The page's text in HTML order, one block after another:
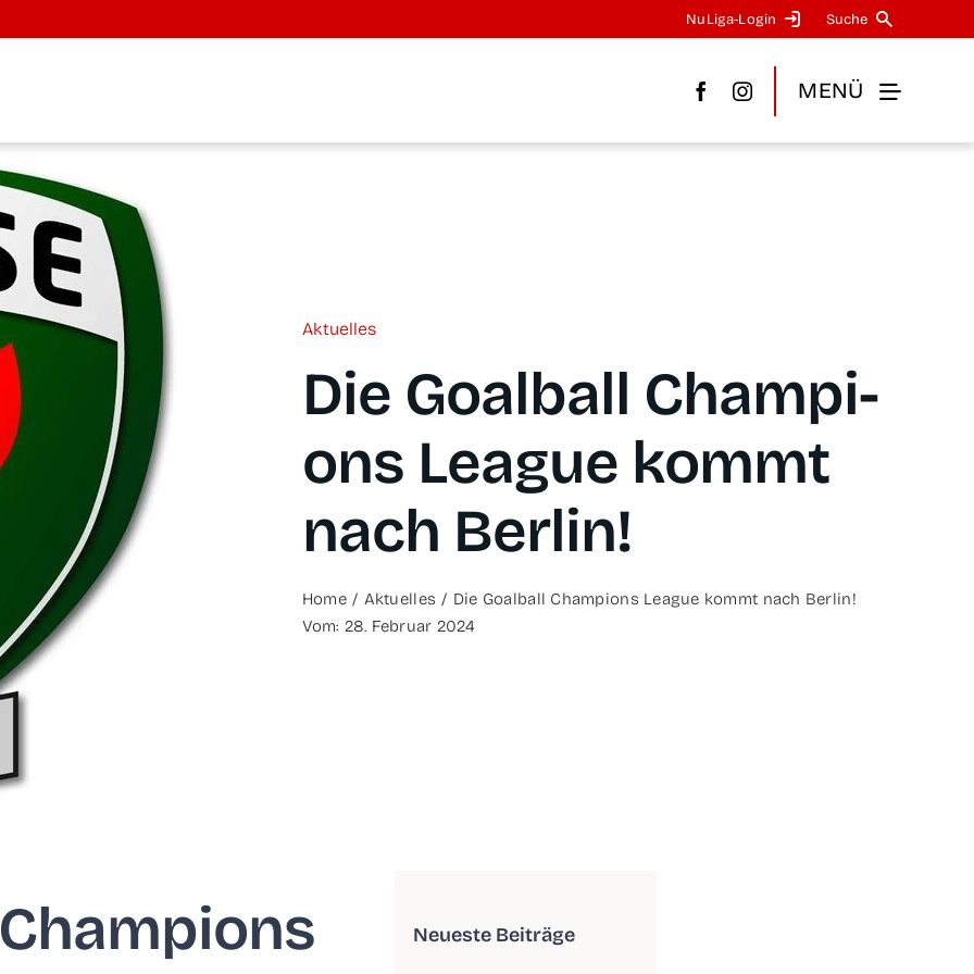
NuLi­­ga-Log­in Suche
MENÜ
Aktu­el­les
Die Goal­ball Cham­pi­
ons League kommt
nach Berlin!
Home Aktu­el­les
Die Goal­ball Cham­pi­ons League kommt nach Berlin!
Vom: 28. Febru­ar 2024
Neu­es­te Beiträge